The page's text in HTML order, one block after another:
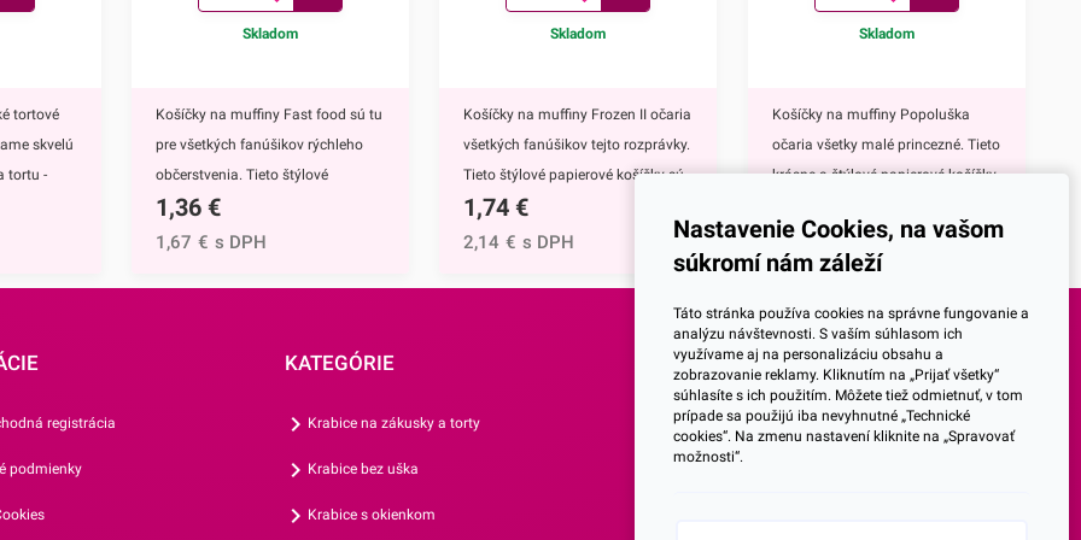
tortové
skvelú
tortu -
-
skvelým
nádhernú
ide o
Skladom
Košíčky na muffiny Fast food sú tu
pre všetkých fanúšikov rýchleho
občerstvenia. Tieto štýlové
papierové košíčky sú nevyhnutnou
výbavou pri príprave muffinov,
pečenie ale aj na rôzne príležitosti
papiera, ktorý je vhodný na priamy
cm a ich výška je 3 cm.Jedno
1,36 €
1,67 € s DPH
Skladom
Košíčky na muffiny Frozen II očaria
všetkých fanúšikov tejto rozprávky.
Tieto štýlové papierové košíčky sú
nevyhnutnou výbavou pri príprave
muffinov, cupcakekov ale aj
motívom využijete nielen na
1,74 €
2,14 € s DPH
Skladom
Košíčky na muffiny Popoluška
očaria všetky malé princezné. Tieto
krásne a štýlové papierové košíčky
príprave muffinov, cupcakekov ale
aj rôznych iných sladkých
košíčkov je Popoluška, ktrorá je
hlavnou postavou jednej z
najznámejších Disney
rozprávok.Využijete ich na
každodenné pečenie, ale aj pri
1,00 € s DPH
registrácia
podmienky
KATEGÓRIE
Krabice na zákusky a torty
Krabice bez uška
Krabice s okienkom
SOCIALNE SIETE
Facebook
Nastavenie Cookies, na vašom
súkromí nám záleží
Táto stránka používa cookies na správne fungovanie a
analýzu návštevnosti. S vaším súhlasom ich
využívame aj na personalizáciu obsahu a
zobrazovanie reklamy. Kliknutím na „Prijať všetky“
súhlasíte s ich použitím. Môžete tiež odmietnuť, v tom
prípade sa použijú iba nevyhnutné „Technické
cookies“. Na zmenu nastavení kliknite na „Spravovať
možnosti“.